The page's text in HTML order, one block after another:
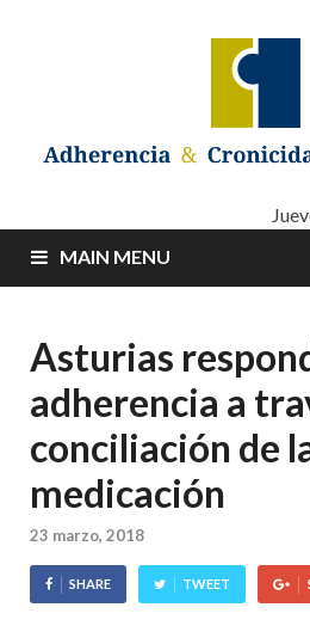
Adherencia
Cronicidad
Pacientes
Adherencia – Cronicidad –
MAIN MENU
Asturias
adherencia a
conciliación de
medicación
23 marzo, 2018
SHARE TWEET